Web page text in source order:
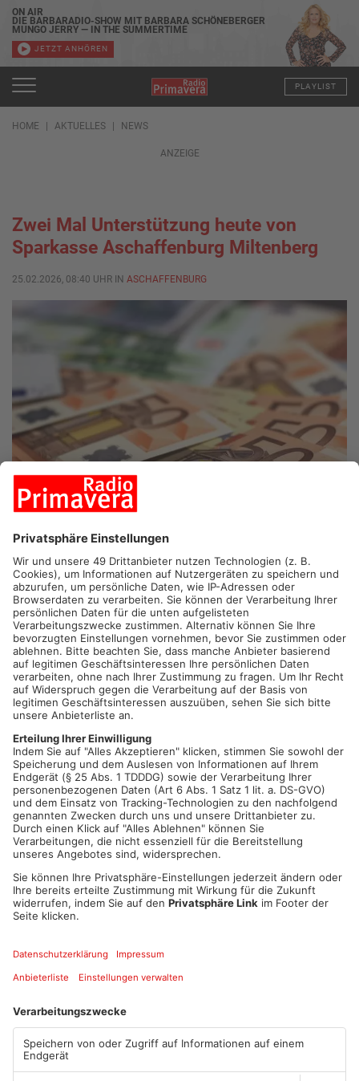
ON AIR
DIE BARBARADIO-SHOW MIT BARBARA SCHÖNEBERGER
MUNGO JERRY — IN THE SUMMERTIME
JETZT ANHÖREN
PLAYLIST
HOME AKTUELLES NEWS
ANZEIGE
Zwei Mal Unterstützung heute von
Sparkasse Aschaffenburg Miltenberg
25.02.2026, 08:40 UHR IN ASCHAFFENBURG
ASCHAFFENBURG.Gleich zwei Mal gibt es heute
Unterstützung von der Sparkasse Aschaffenburg Miltenberg. In
Aschaffenburg werden heute die Sieger des Börsenlernspiels
ausgezeichnet. Und auch die TH Aschaffenburg profitiert.
Wie lege ich mein Geld richtig an? Das konnten Schülerinnen
und Schüler am Bayerischen Untermain die vergangenen
Monate lernen – beim sogenannten „Planspiel Börse“ der
Sparkasse Aschaffenburg Miltenberg. Im Zeitraum von
Oktober bis Januar konnten die Schülerteams mit einem
fiktiven Betrag von 50.000 Euro verschiedene Anlagestrategien
ausgezeichnet. Außerdem fördert die Sparkasse
Aschaffenburg Miltenberg den Wissenstransfer an der TH
Aschaffenburg mit 25.000 Euro. Damit sollen Forschung und
regionale Unternehmen noch enger zusammenarbeiten.
Artikel teilen
ANZEIGE
Mehr aus
Aschaffenburg